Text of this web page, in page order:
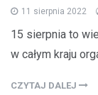
11 sierpnia 2022
15 sierpnia to
w całym kraju
CZYTAJ DALEJ